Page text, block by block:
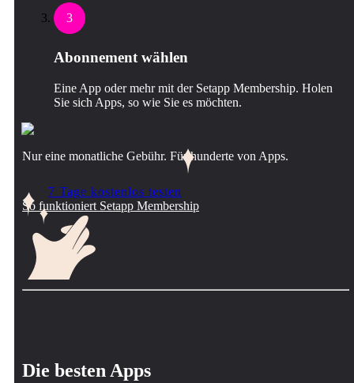
3
Abonnement wählen
Eine App oder mehr mit der Setapp Membership. Holen
Sie sich Apps, so wie Sie es möchten.
Nur eine monatliche Gebühr. Für hunderte von Apps.
7 Tage kostenlos testen
So funktioniert Setapp Membership
Die besten Apps